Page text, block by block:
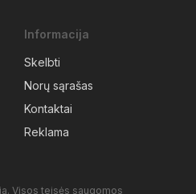
Informacija
Skelbti
Norų sąrašas
Kontaktai
Reklama
Visos teisės saugomos